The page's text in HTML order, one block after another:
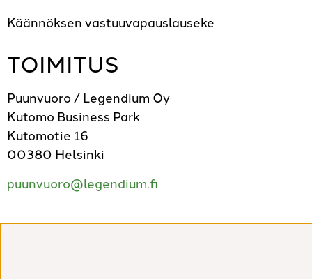
Käännöksen vastuuvapauslauseke
TOIMITUS
Puunvuoro / Legendium Oy
Kutomo Business Park
Kutomotie 16
00380 Helsinki
puunvuoro@legendium.fi